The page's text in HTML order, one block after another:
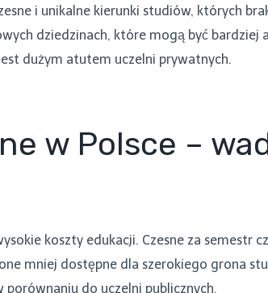
i unikalne kierunki studiów, których
dziedzinach, które mogą być
dużym atutem uczelni prywatnych.
w Polsce –
koszty edukacji. Czesne za semestr
mniej dostępne dla szerokiego grona
do uczelni publicznych.